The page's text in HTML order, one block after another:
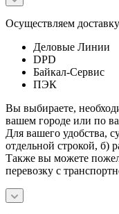
Осуществляем
Деловые Линии
DPD
Байкал-Сервис
ПЭК
Вы выбираете,
вашем городе или по
Для вашего удобства,
отдельной строкой, б)
Также вы можете
перевозку с